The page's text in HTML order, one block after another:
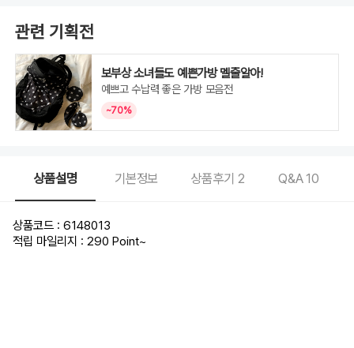
관련 기획전
보부상 소녀들도 예쁜가방 멜줄알아!
예쁘고 수납력 좋은 가방 모음전
~70%
상품설명 기본정보 상품후기 2 Q&A10
상품코드 : 6148013
적립 마일리지 : 290 Point~